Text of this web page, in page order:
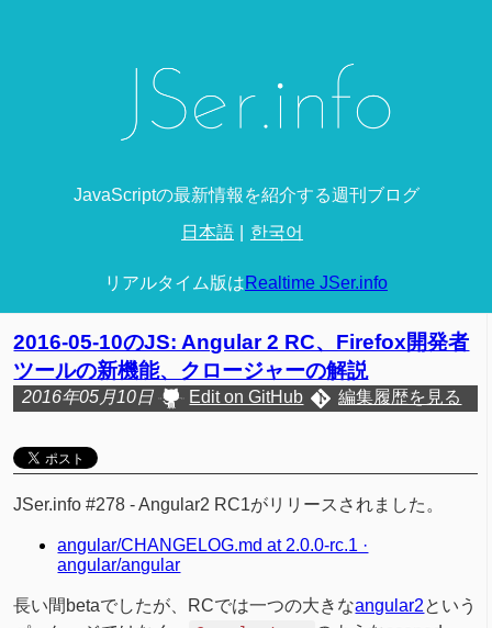
JavaScriptの最新情報を紹介する週刊ブログ
日本語 한국어
リアルタイム版はRealtime JSer.info
2016-05-10のJS: Angular 2 RC、Firefox開発者
ツールの新機能、クロージャーの解説
2016年05月10日 Edit on GitHub 編集履歴を見る
JSer.info #278 - Angular2 RC1がリリースされました。
angular/CHANGELOG.md at 2.0.0-rc.1 ·
angular/angular
長い間betaでしたが、RCでは一つの大きなangular2という